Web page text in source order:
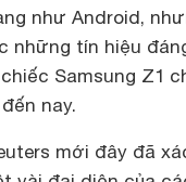
như Android,
tín hiệu
Samsung Z1
nay.
mới đây đã